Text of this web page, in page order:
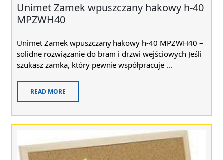
Unimet Zamek wpuszczany hakowy h-40
MPZWH40
Unimet Zamek wpuszczany hakowy h-40 MPZWH40 –
solidne rozwiązanie do bram i drzwi wejściowych Jeśli
szukasz zamka, który pewnie współpracuje ...
READ MORE